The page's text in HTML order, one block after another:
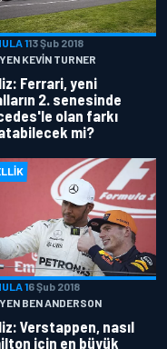
113 Şub 2018
KEVIN TURNER
Ferrari, yeni
2. senesinde
olan farkı
mi?
16 Şub 2018
BEN ANDERSON
Verstappen, nasıl
için en büyük